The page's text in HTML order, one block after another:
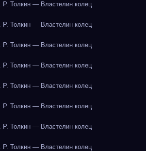
Р. Толкин — Властелин колец
Р. Толкин — Властелин колец
Р. Толкин — Властелин колец
Р. Толкин — Властелин колец
Р. Толкин — Властелин колец
Р. Толкин — Властелин колец
Р. Толкин — Властелин колец
Р. Толкин — Властелин колец